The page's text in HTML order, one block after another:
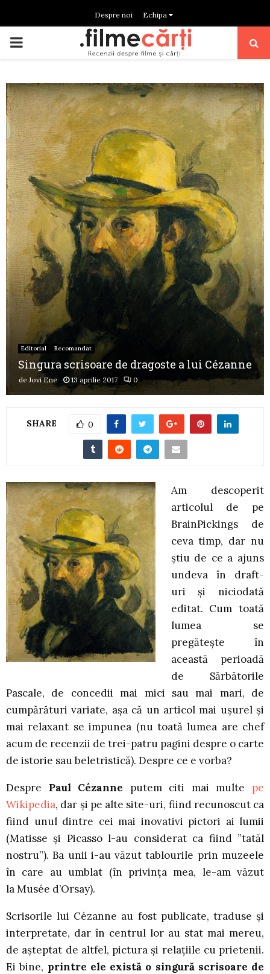
Despre noi Echipa
PRIMARY
Editorial Recomandat
Singura scrisoare de dragoste a lui Cézanne
deJovi Ene 13 aprilie 2017 0
SHARE 0
Am descoperit
articolul de pe
BrainPickings de
ceva timp, dar nu
știu de ce a ajuns
undeva în draft-
uri și niciodată
editat. Cum toată
lumea se
pregătește în
această perioadă
de Sărbătorile
Pascale, de concedii mai mici sau mai mari, de
cumpărături variate, așa că un articol mai ușurel și
mai relaxant se impunea (nu toată lumea are chef
acum de recenzii de trei-patru pagini despre o carte
de istorie sau beletristică). Despre ce e vorba?
Despre Paul Cézanne putem citi mai multe pe
Wikipedia, dar și pe alte site-uri, fiind recunoscut ca
fiind unul dintre cei mai inovativi pictori ai lumii
(Matisse și Picasso l-au considerat ca fiind ”tatăl
nostru”). Ba unii i-au văzut tablourile prin muzeele
în care au umblat (în privința mea, le-am văzut
la Musée d’Orsay).
Scrisorile lui Cézanne au fost publicate, traduse și
interpretate, dar în centrul lor au stat mai mereu,
de așteptat de altfel, pictura și relațiile cu prietenii.
Ei bine, printre ele există o singură scrisoare de